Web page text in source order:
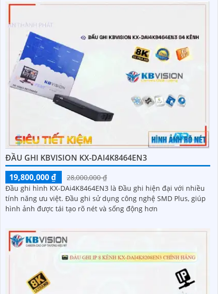
cầu giám sát tăng lên
ĐẦU GHI KBVISION KX-DAI4K8464EN3
19,800,000 ₫
28,000,000 ₫
Đầu ghi hình KX-DAi4K8464EN3 là Đầu ghi hiện đại với nhiều
tính năng ưu việt. Đầu ghi sử dụng công nghệ SMD Plus, giúp
hình ảnh được tái tạo rõ nét và sống động hơn